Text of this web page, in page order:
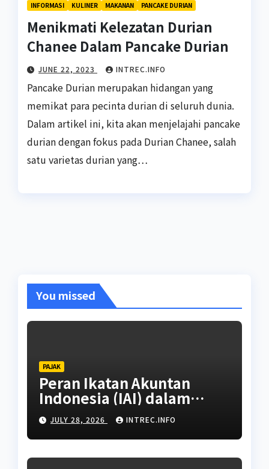
INFORMASI KULINER MAKANAN PANCAKE DURIAN
Menikmati Kelezatan Durian
Chanee Dalam Pancake Durian
JUNE 22, 2023 INTREC.INFO
Pancake Durian merupakan hidangan yang
memikat para pecinta durian di seluruh dunia.
Dalam artikel ini, kita akan menjelajahi pancake
durian dengan fokus pada Durian Chanee, salah
satu varietas durian yang…
You missed
PAJAK
Peran Ikatan Akuntan
Indonesia (IAI) dalam
Standarisasi Brevet Pajak
JULY 28, 2026 INTREC.INFO